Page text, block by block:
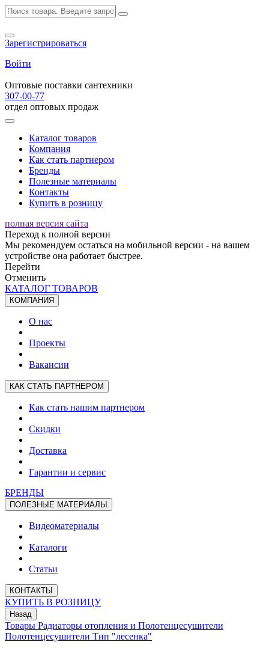
Зарегистрироваться
Войти
Оптовые поставки сантехники
307-00-77
отдел оптовых продаж
Каталог товаров
Компания
Как стать партнером
Бренды
Полезные материалы
Контакты
Купить в розницу
полная версия сайта
Переход к полной версии
Мы рекомендуем остаться на мобильной версии - на вашем
устройстве она работает быстрее.
Перейти
Отменить
КАТАЛОГ ТОВАРОВ
КОМПАНИЯ
О нас
Проекты
Вакансии
КАК СТАТЬ ПАРТНЕРОМ
Как стать нашим партнером
Скидки
Доставка
Гарантии и сервис
БРЕНДЫ
ПОЛЕЗНЫЕ МАТЕРИАЛЫ
Видеоматериалы
Каталоги
Статьи
КОНТАКТЫ
КУПИТЬ В РОЗНИЦУ
Назад
Товары Радиаторы отопления и Полотенцесушители
Полотенцесушители Тип "лесенка"